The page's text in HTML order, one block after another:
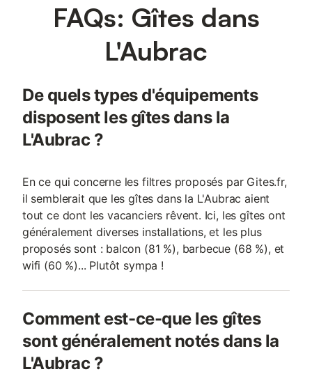
FAQs: Gîtes dans
L'Aubrac
De quels types d'équipements
disposent les gîtes dans la
L'Aubrac ?
En ce qui concerne les filtres proposés par Gites.fr,
il semblerait que les gîtes dans la L'Aubrac aient
tout ce dont les vacanciers rêvent. Ici, les gîtes ont
généralement diverses installations, et les plus
proposés sont : balcon (81 %), barbecue (68 %), et
wifi (60 %)... Plutôt sympa !
Comment est-ce-que les gîtes
sont généralement notés dans la
L'Aubrac ?